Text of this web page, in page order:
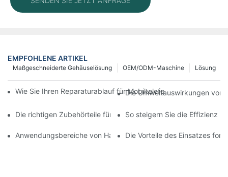
EMPFOHLENE ARTIKEL
Lösung
OEM/ODM-Maschine
Maßgeschneiderte Gehäuselösung
Wie Sie Ihren Reparaturablauf für Mobiltelefone mit moderner
Die Umweltauswirkungen von
Die richtigen Zubehörteile für Ihr Handy-So steigern Sie die Effizienz
Anwendungsbereiche von Handy-Reparaturmaschinen bei
Die Vorteile des Einsatzes